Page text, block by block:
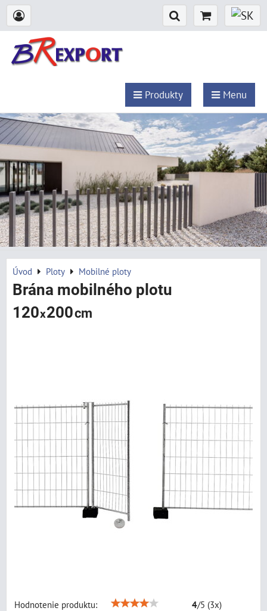
Produkty Menu
Úvod Ploty Mobilné ploty
Brána mobilného plotu
120x200cm
Hodnotenie produktu: 4/5 (3x)